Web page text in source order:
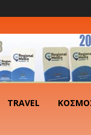
TRAVEL